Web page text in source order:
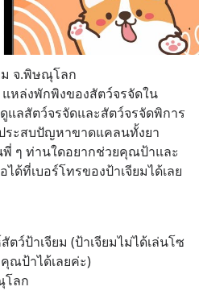
ม จ.พิษณุโลก
หล่งพักพิงของสัตว์จรจัดใน
ลสัตว์จรจัดและสัตว์จรจัดพิการ
ระสบปัญหาขาดแคลนทั้งยา
ๆ ท่านใดอยากช่วยคุณป้าและ
ด้ที่เบอร์โทรของป้าเจียมได้เลย
ตว์ป้าเจียม (ป้าเจียมไม่ได้เล่นโซ
ณป้าได้เลยค่ะ)
โลก